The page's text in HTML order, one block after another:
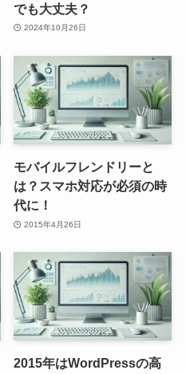
でも大丈夫？
2024年10月26日
モバイルフレンドリーと
は？スマホ対応が必須の時
代に！
2015年4月26日
2015年はWordPressの高